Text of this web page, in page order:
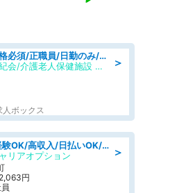
＞
「介護事務」資格必須/正職員/日勤のみ/介護老人保健施設
医療法人社団幸紀会/介護老人保健施設 グリーンビラ安江
人ボックス
＞
検品・検査/未経験OK/高収入/日払いOK/交替制/20・30・40代活躍中
リアオプション
円